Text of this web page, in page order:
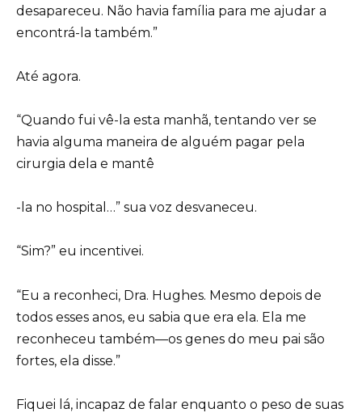
desapareceu. Não havia família para me ajudar a
encontrá-la também.”
Até agora.
“Quando fui vê-la esta manhã, tentando ver se
havia alguma maneira de alguém pagar pela
cirurgia dela e mantê
-la no hospital…” sua voz desvaneceu.
“Sim?” eu incentivei.
“Eu a reconheci, Dra. Hughes. Mesmo depois de
todos esses anos, eu sabia que era ela. Ela me
reconheceu também—os genes do meu pai são
fortes, ela disse.”
Fiquei lá, incapaz de falar enquanto o peso de suas